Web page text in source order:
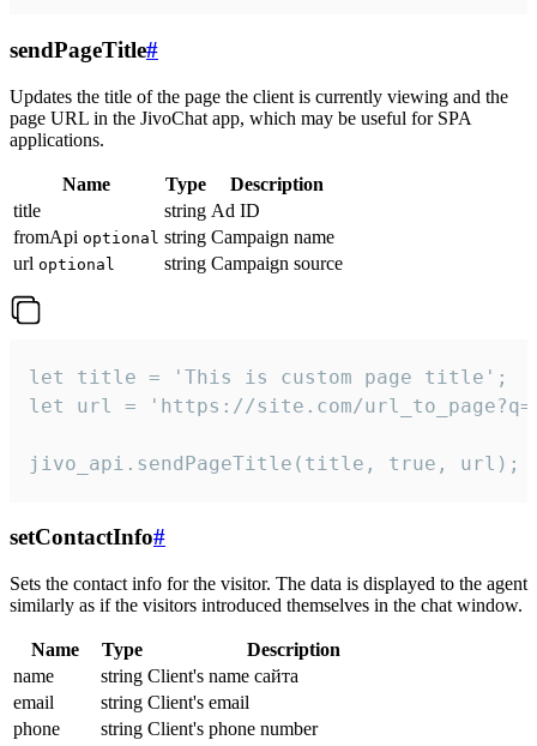
sendPageTitle#
Updates the title of the page the client is currently viewing and the
page URL in the JivoChat app, which may be useful for SPA
applications.
Name Type
Description
title
string Ad ID
fromApi optional string Campaign name
url optional string Campaign source
let title = 'This is custom page title';
let url = 'https://site.com/
jivo_api.sendPageTitle(title, true, url);
setContactInfo#
Sets the contact info for the visitor. The data is displayed to the agent
similarly as if the visitors introduced themselves in the chat window.
Name Type
Description
name
string Client's name сайта
email
string Client's email
phone
string Client's phone number